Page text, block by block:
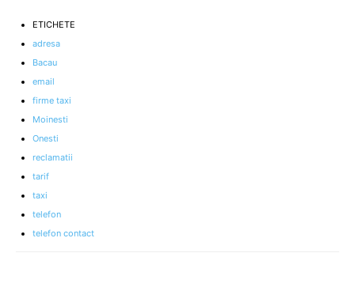
ETICHETE
adresa
Bacau
email
firme taxi
Moinesti
Onesti
reclamatii
tarif
taxi
telefon
telefon contact